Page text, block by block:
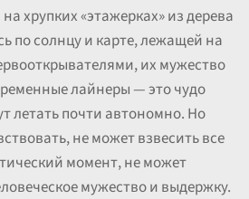
хрупких «этажерках» из дерева
по солнцу и карте, лежащей на
их мужество
лайнеры — это чудо
летать почти автономно. Но
не может взвесить все
момент, не может
мужество и выдержку.